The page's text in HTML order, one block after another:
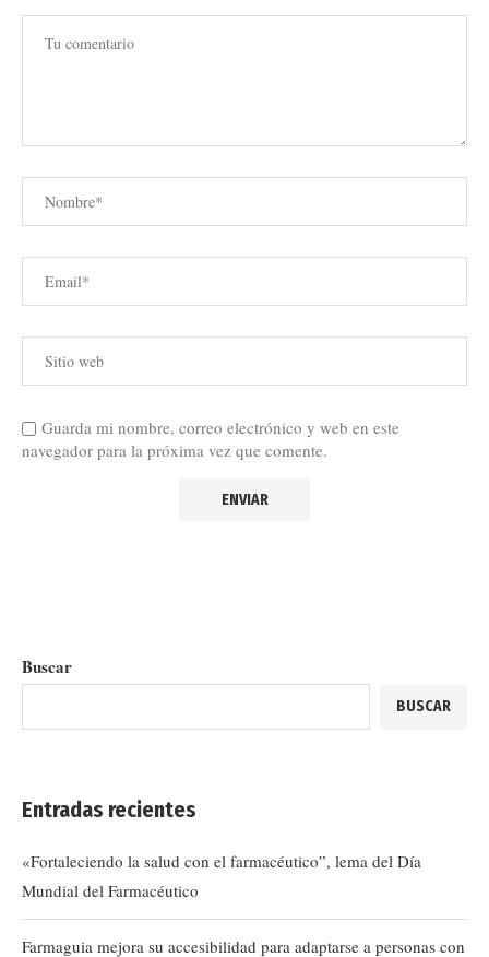
Guarda mi nombre, correo electrónico y web en este
navegador para la próxima vez que comente.
Buscar
BUSCAR
Entradas recientes
«Fortaleciendo la salud con el farmacéutico”, lema del Día
Mundial del Farmacéutico
Farmaguia mejora su accesibilidad para adaptarse a personas con